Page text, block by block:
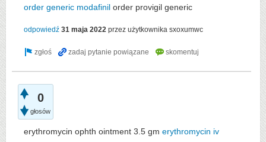
order generic modafinil order provigil generic
odpowiedź 31 maja 2022 przez użytkownika sxoxumwc
0
głosów
erythromycin ophth ointment 3.5 gm erythromycin iv